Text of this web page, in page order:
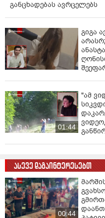
განცხადებას ავრცელებს
გიგა
01:44
"ამ
ასევე დაგაინტერესებთ
00:44